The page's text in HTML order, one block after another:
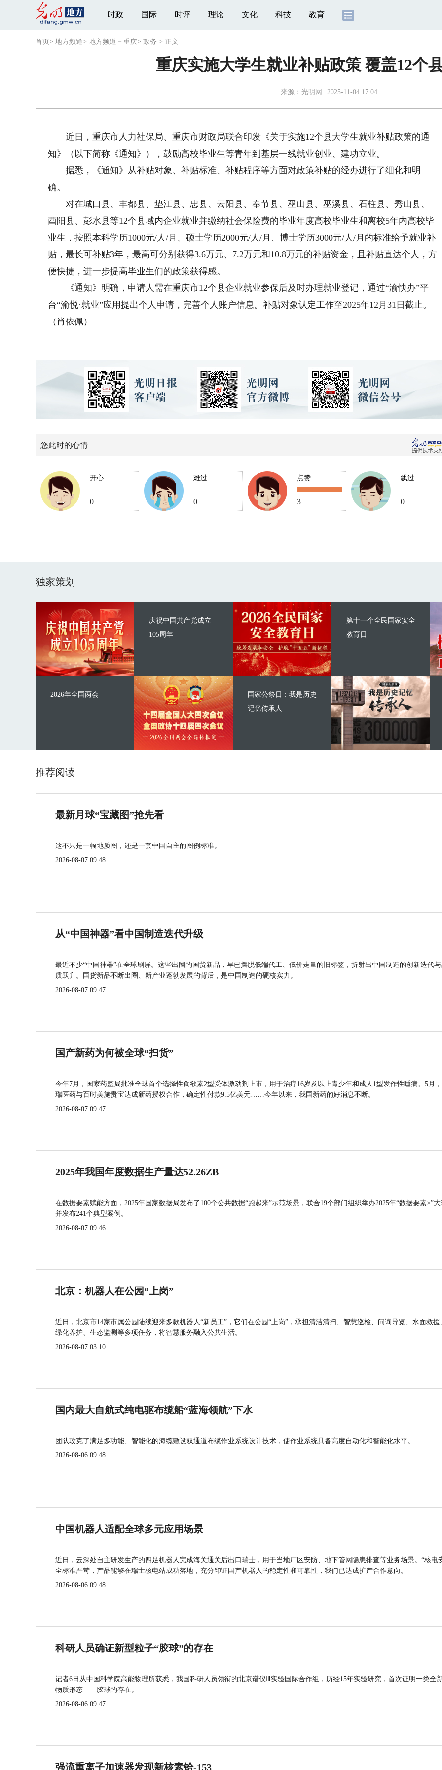
时政 国际 时评 理论 文化 科技 教育
首页 > 地方频道> 地方频道－重庆> 政务 > 正文
重庆实施大学生就业补贴政策 覆盖12个
来源： 光明网 2025-11-04 17:04
近日，重庆市人力社保局、重庆市财政局联合印发《关于实施12个县大学生就业补贴政策的通
知》（以下简称《通知》），鼓励高校毕业生等青年到基层一线就业创业、建功立业。
据悉，《通知》从补贴对象、补贴标准、补贴程序等方面对政策补贴的经办进行了细化和明
确。
对在城口县、丰都县、垫江县、忠县、云阳县、奉节县、巫山县、巫溪县、石柱县、秀山县、
酉阳县、彭水县等12个县域内企业就业并缴纳社会保险费的毕业年度高校毕业生和离校5年内高校毕
业生，按照本科学历1000元/人/月、硕士学历2000元/人/月、博士学历3000元/人/月的标准给予就业补
贴，最长可补贴3年，最高可分别获得3.6万元、7.2万元和10.8万元的补贴资金，且补贴直达个人，方
便快捷，进一步提高毕业生们的政策获得感。
《通知》明确，申请人需在重庆市12个县企业就业参保后及时办理就业登记，通过“渝快办”平
台“渝悦·就业”应用提出个人申请，完善个人账户信息。补贴对象认定工作至2025年12月31日截止。
（肖依佩）
您此时的心情
开心
0
难过
0
点赞
3
飘过
0
独家策划
庆祝中国共产党成立
105周年
2026年全国两会
第十一个全民国家安全
教育日
国家公祭日：我是历史
记忆传承人
推荐阅读
最新月球“宝藏图”抢先看
这不只是一幅地质图，还是一套中国自主的图例标准。
2026-08-07 09:48
从“中国神器”看中国制造迭代升级
最近不少“中国神器”在全球刷屏。这些出圈的国货新品，早已摆脱低端代工、低价走量的旧标签，折射出中国制造的创新迭代
质跃升。国货新品不断出圈、新产业蓬勃发展的背后，是中国制造的硬核实力。
2026-08-07 09:47
国产新药为何被全球“扫货”
今年7月，国家药监局批准全球首个选择性食欲素2型受体激动剂上市，用于治疗16岁及以上青少年和成人1型发作性睡病。5月
瑞医药与百时美施贵宝达成新药授权合作，确定性付款9.5亿美元……今年以来，我国新药的好消息不断。
2026-08-07 09:47
2025年我国年度数据生产量达52.26ZB
在数据要素赋能方面，2025年国家数据局发布了100个公共数据“跑起来”示范场景，联合19个部门组织举办2025年“数据要素×”大
并发布241个典型案例。
2026-08-07 09:46
北京：机器人在公园“上岗”
近日，北京市14家市属公园陆续迎来多款机器人“新员工”，它们在公园“上岗”，承担清洁清扫、智慧巡检、问询导览、水面救援
绿化养护、生态监测等多项任务，将智慧服务融入公共生活。
2026-08-07 03:10
国内最大自航式纯电驱布缆船“蓝海领航”下水
团队攻克了满足多功能、智能化的海缆敷设双通道布缆作业系统设计技术，使作业系统具备高度自动化和智能化水平。
2026-08-06 09:48
中国机器人适配全球多元应用场景
近日，云深处自主研发生产的四足机器人完成海关通关后出口瑞士，用于当地厂区安防、地下管网隐患排查等业务场景。“核电
全标准严苛，产品能够在瑞士核电站成功落地，充分印证国产机器人的稳定性和可靠性，我们已达成扩产合作意向。
2026-08-06 09:48
科研人员确证新型粒子“胶球”的存在
记者6日从中国科学院高能物理所获悉，我国科研人员领衔的北京谱仪Ⅲ实验国际合作组，历经15年实验研究，首次证明一类全
物质形态——胶球的存在。
2026-08-06 09:47
强流重离子加速器发现新核素铪-153